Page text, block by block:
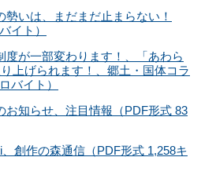
いは、まだまだ止まらない！
イト）
が一部変わります！、「あわら
上げられます！、郷土・国体コラ
バイト）
知らせ、注目情報（PDF形式 83
創作の森通信（PDF形式 1,258キ